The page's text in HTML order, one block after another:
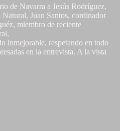
de Navarra a Jesús Rodríguez,
Juan Santos, cordinador
miembro de reciente
inmejorable, respetando en todo
en la entrevista. A la vista